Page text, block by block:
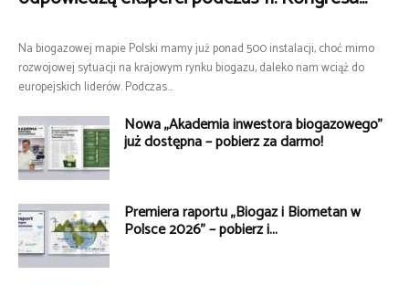
Na biogazowej mapie Polski mamy już ponad 500 instalacji, choć mimo
rozwojowej sytuacji na krajowym rynku biogazu, daleko nam wciąż do
europejskich liderów. Podczas...
Nowa „Akademia inwestora biogazowego”
już dostępna – pobierz za darmo!
Premiera raportu „Biogaz i Biometan w
Polsce 2026” – pobierz i...